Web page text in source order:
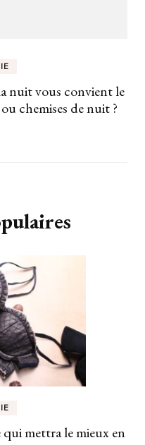
nuit vous convient le
chemises de nuit ?
mettra le mieux en